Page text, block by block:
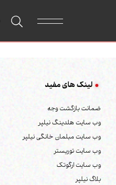
لینک های مفید
ضمانت بازگشت وجه
وب سایت هلدینگ نیلپر
وب سایت مبلمان خانگی نیلپر
وب سایت توریستر
وب سایت ارگوتک
بلاگ نیلپر